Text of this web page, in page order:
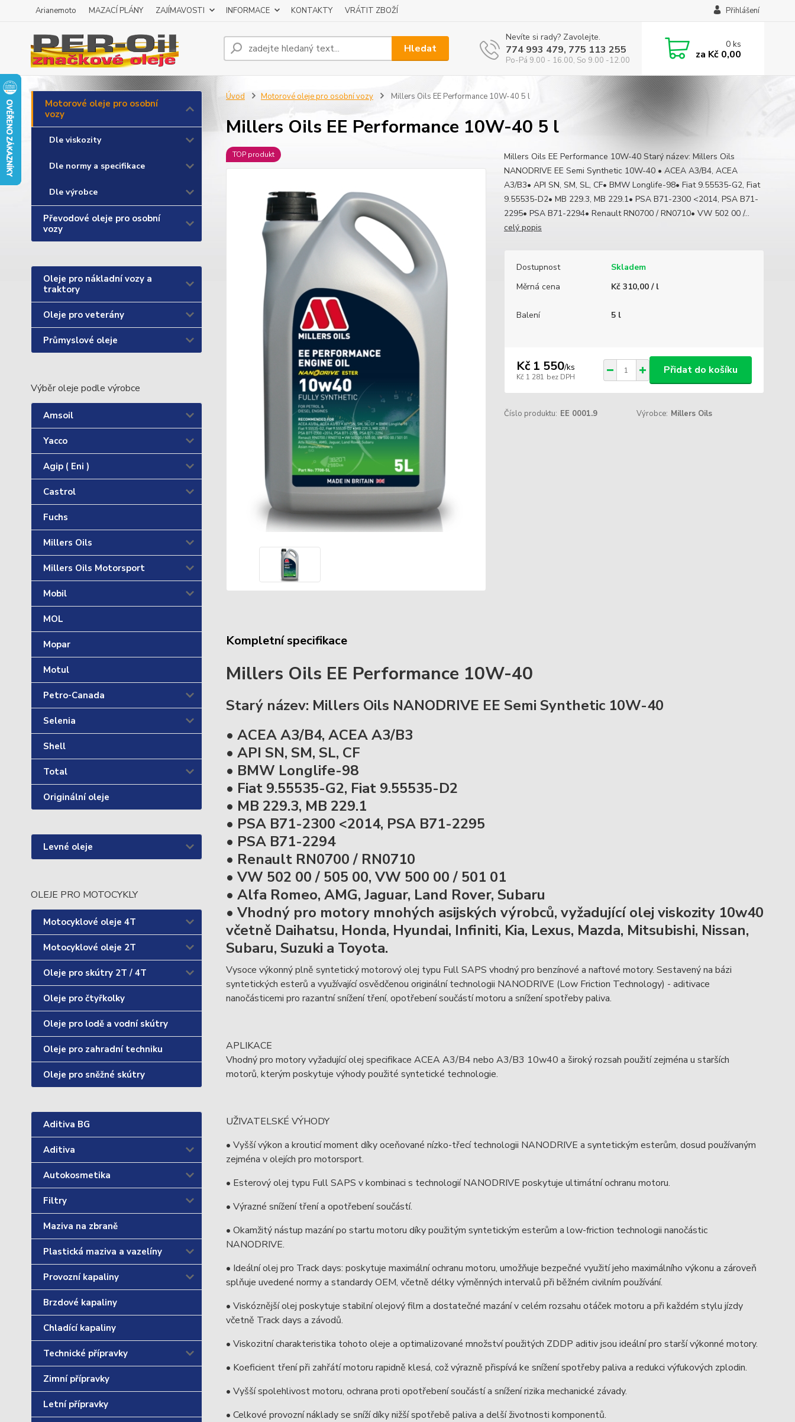
Arianemoto MAZACÍ PLÁNY ZAJÍMAVOSTI INFORMACE KONTAKTY VRÁTIT ZBOŽÍ Přihlášení
Hledat
Nevíte si rady? Zavolejte.
774 993 479, 775 113 255
Po-Pá 9.00 - 16.00, So 9.00 -12.00
0ks
za Kč 0,00
Motorové oleje pro osobní
vozy
Dle viskozity
Dle normy a specifikace
Dle výrobce
Převodové oleje pro osobní
vozy
Oleje pro nákladní vozy a
traktory
Oleje pro veterány
Průmyslové oleje
Výběr oleje podle výrobce
Amsoil
Yacco
Agip ( Eni )
Castrol
Fuchs
Millers Oils
Millers Oils Motorsport
Mobil
MOL
Mopar
Motul
Petro-Canada
Selenia
Shell
Total
Originální oleje
Levné oleje
OLEJE PRO MOTOCYKLY
Motocyklové oleje 4T
Motocyklové oleje 2T
Oleje pro skútry 2T / 4T
Oleje pro čtyřkolky
Oleje pro lodě a vodní skútry
Oleje pro zahradní techniku
Oleje pro sněžné skútry
Aditiva BG
Aditiva
Autokosmetika
Filtry
Maziva na zbraně
Plastická maziva a vazelíny
Provozní kapaliny
Brzdové kapaliny
Chladící kapaliny
Technické přípravky
Zimní přípravky
Letní přípravky
Úvod Motorové oleje pro osobní vozy Millers Oils EE Performance 10W-40 5 l
Millers Oils EE Performance 10W-40 5 l
TOP produkt
Millers Oils EE Performance 10W-40 Starý název: Millers Oils
NANODRIVE EE Semi Synthetic 10W-40 • ACEA A3/B4, ACEA
A3/B3• API SN, SM, SL, CF• BMW Longlife-98• Fiat 9.55535-G2, Fiat
9.55535-D2• MB 229.3, MB 229.1• PSA B71-2300 <2014, PSA B71-
2295• PSA B71-2294• Renault RN0700 / RN0710• VW 502 00 /...
celý popis
Dostupnost
Skladem
Měrná cena
Kč 310,00 / l
Balení 5 l
Kč 1 550/ks
Kč 1 281 bez DPH
Přidat do košíku
Číslo produktu: EE 0001.9 Výrobce: Millers Oils
Kompletní specifikace
Millers Oils EE Performance 10W-40
Starý název: Millers Oils NANODRIVE EE Semi Synthetic 10W-40
• ACEA A3/B4, ACEA A3/B3
• API SN, SM, SL, CF
• BMW Longlife-98
• Fiat 9.55535-G2, Fiat 9.55535-D2
• MB 229.3, MB 229.1
• PSA B71-2300 <2014, PSA B71-2295
• PSA B71-2294
• Renault RN0700 / RN0710
• VW 502 00 / 505 00, VW 500 00 / 501 01
• Alfa Romeo, AMG, Jaguar, Land Rover, Subaru
• Vhodný pro motory mnohých asijských výrobců, vyžadující olej viskozity 10w40
včetně Daihatsu, Honda, Hyundai, Infiniti, Kia, Lexus, Mazda, Mitsubishi, Nissan,
Subaru, Suzuki a Toyota.
Vysoce výkonný plně syntetický motorový olej typu Full SAPS vhodný pro benzínové a naftové motory. Sestavený na bázi
syntetických esterů a využívající osvědčenou originální technologii NANODRIVE (Low Friction Technology) - aditivace
nanočásticemi pro razantní snížení tření, opotřebení součástí motoru a snížení spotřeby paliva.
APLIKACE
Vhodný pro motory vyžadující olej specifikace ACEA A3/B4 nebo A3/B3 10w40 a široký rozsah použití zejména u starších
motorů, kterým poskytuje výhody použité syntetické technologie.
UŽIVATELSKÉ VÝHODY
• Vyšší výkon a krouticí moment díky oceňované nízko-třecí technologii NANODRIVE a syntetickým esterům, dosud používaným
zejména v olejích pro motorsport.
• Esterový olej typu Full SAPS v kombinaci s technologií NANODRIVE poskytuje ultimátní ochranu motoru.
• Výrazné snížení tření a opotřebení součástí.
• Okamžitý nástup mazání po startu motoru díky použitým syntetickým esterům a low-friction technologii nanočástic
NANODRIVE.
• Ideální olej pro Track days: poskytuje maximální ochranu motoru, umožňuje bezpečné využití jeho maximálního výkonu a zároveň
splňuje uvedené normy a standardy OEM, včetně délky výměnných intervalů při běžném civilním používání.
• Viskóznější olej poskytuje stabilní olejový film a dostatečné mazání v celém rozsahu otáček motoru a při každém stylu jízdy
včetně Track days a závodů.
• Viskozitní charakteristika tohoto oleje a optimalizované množství použitých ZDDP aditiv jsou ideální pro starší výkonné motory.
• Koeficient tření při zahřátí motoru rapidně klesá, což výrazně přispívá ke snížení spotřeby paliva a redukci výfukových zplodin.
• Vyšší spolehlivost motoru, ochrana proti opotřebení součástí a snížení rizika mechanické závady.
• Celkové provozní náklady se sníží díky nižší spotřebě paliva a delší životnosti komponentů.